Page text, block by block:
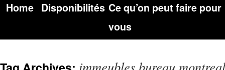
Home Disponibilités Ce qu’on peut faire pour
vous